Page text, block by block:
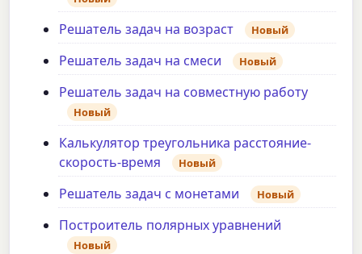
Решатель задач на возраст Новый
Решатель задач на смеси Новый
Решатель задач на совместную работу
Новый
Калькулятор треугольника расстояние-
скорость-время
Новый
Решатель задач с монетами Новый
Построитель полярных уравнений
Новый